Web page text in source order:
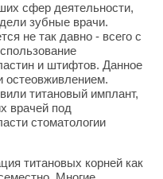
сфер деятельности,
зубные врачи.
не так давно - всего с
и штифтов. Данное
остеовживлением.
титановый имплант,
врачей под
стоматологии
титановых корней как